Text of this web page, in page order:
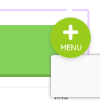
転職
MENU